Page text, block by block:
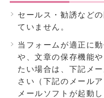
セールス・勧誘など
ていません。
当フォームが適正に
や、文章の保存機能
たい場合は、下記メ
さい（下記のメール
メールソフトが起動し